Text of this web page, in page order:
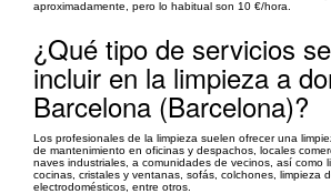
aproximadamente, pero lo habitual son 10 €/hora.
¿Qué tipo de servicios
incluir en la limpieza a
Barcelona (Barcelona)?
Los profesionales de la limpieza suelen ofrecer una
de mantenimiento en oficinas y despachos, locales
naves industriales, a comunidades de vecinos, así como
cocinas, cristales y ventanas, sofás, colchones, limpieza
electrodomésticos, entre otros.